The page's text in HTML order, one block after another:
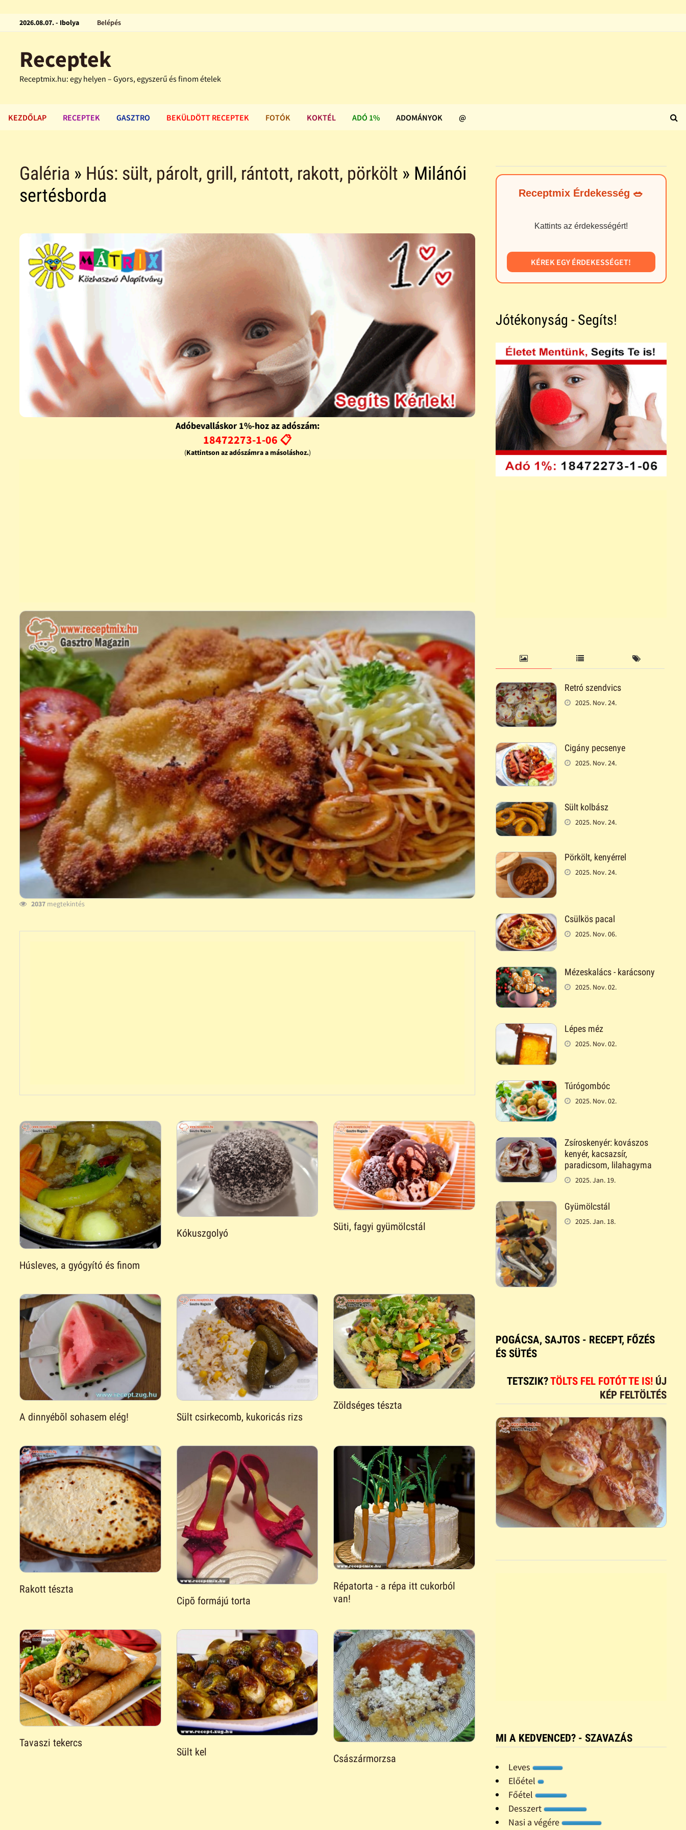
2026.08.07. - Ibolya Belépés
Receptek
Receptmix.hu: egy helyen – Gyors, egyszerű és finom ételek
KEZDŐLAP RECEPTEK GASZTRO BEKÜLDÖTT RECEPTEK FOTÓK KOKTÉL ADÓ 1% ADOMÁNYOK @
Galéria » Hús: sült, párolt, grill, rántott, rakott, pörkölt » Milánói
sertésborda
Adóbevalláskor 1%-hoz az adószám:
18472273-1-06 📋
(Kattintson az adószámra a másoláshoz.)
2037 megtekintés
Húsleves, a gyógyító és finom
Kókuszgolyó
Süti, fagyi gyümölcstál
A dinnyébõl sohasem elég! Sült csirkecomb, kukoricás rizs
Zöldséges tészta
Rakott tészta
Cipõ formájú torta
Répatorta - a répa itt cukorból
van!
Tavaszi tekercs
Sült kel
Császármorzsa
Receptmix Érdekesség 🥗
Kattints az érdekességért!
KÉREK EGY ÉRDEKESSÉGET!
Jótékonyság - Segíts!
Retró szendvics
2025. Nov. 24.
Cigány pecsenye
2025. Nov. 24.
Sült kolbász
2025. Nov. 24.
Pörkölt, kenyérrel
2025. Nov. 24.
Csülkös pacal
2025. Nov. 06.
Mézeskalács - karácsony
2025. Nov. 02.
Lépes méz
2025. Nov. 02.
Túrógombóc
2025. Nov. 02.
Zsíroskenyér: kovászos
kenyér, kacsazsír,
paradicsom, lilahagyma
2025. Jan. 19.
Gyümölcstál
2025. Jan. 18.
POGÁCSA, SAJTOS - RECEPT, FŐZÉS
ÉS SÜTÉS
TETSZIK?TÖLTS FEL FOTÓT TE IS! ÚJ
KÉP FELTÖLTÉS
MI A KEDVENCED? - SZAVAZÁS
Leves
Előétel
Főétel
Desszert
Nasi a végére